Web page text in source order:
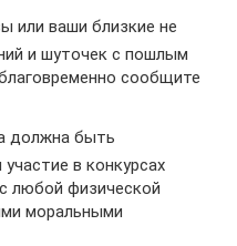
или ваши близкие не
и шуточек с пошлым
сообщите
должна быть
в конкурсах
любой физической
моральными